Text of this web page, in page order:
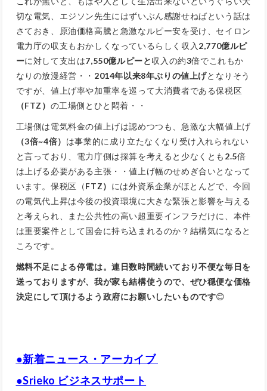
切な電気、エジソン先生にはずいぶん感謝せねばという話は
さておき、原油価格高騰と急激なルピー安を受け、セイロン
電力庁の収支もおかしくなっているらしく収入 2,770億ルピ
ーに対して支出は7,550億ルピーと収入の約3倍でこれもか
なりの放漫経営・・ 2014年以来8年ぶりの値上げとなりそう
ですが、値上げ率や加重率を巡って大消費者である保税区
（FTZ） の工場側とひと悶着・・
工場側は電気料金の値上げは認めつつも、急激な大幅値上げ
（3倍~4倍） は事業的に成り立たなくなり受け入れられない
と言っており、電力庁側は採算を考えると少なくとも 2.5倍
は上げる必要がある主張・・値上げ幅のせめぎ合いとなって
います。保税区（FTZ） には外資系企業がほとんどで、今回
の電気代上昇は今後の投資環境に大きな緊張と影響を与える
と考えられ、また公共性の高い超重要インフラだけに、本件
は重要案件として国会に持ち込まれるのか？結構気になると
ころです。
燃料不足による停電は。連日数時間続いており不便な毎日を
送っておりますが、我が家も結構使うので、ぜひ穏便な価格
決定にして頂けるよう政府にお願いしたいものです😊
●新着ニュース・アーカイブ
●Srieko ビジネスサポート